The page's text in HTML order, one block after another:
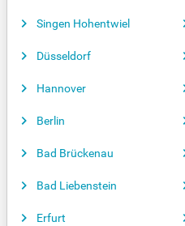
Singen Hohentwiel
Düsseldorf
Hannover
Berlin
Bad Brückenau
Bad Liebenstein
Erfurt